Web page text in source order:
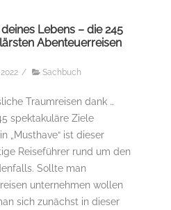
deines Lebens – die 245
Abenteuerreisen
/ Sachbuch
Traumreisen dank …
spektakuläre Ziele
„Musthave“ ist dieser
Reiseführer rund um den
Sollte man
unternehmen wollen
sich zunächst in dieser